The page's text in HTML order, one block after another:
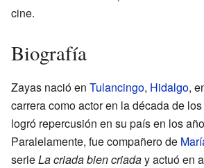
cine.
Biografía
Zayas nació en Tulancingo, Hidalgo,
carrera como actor en la década de
logró repercusión en su país en los
Paralelamente, fue compañero de
serieLa criada bien criaday actuó en